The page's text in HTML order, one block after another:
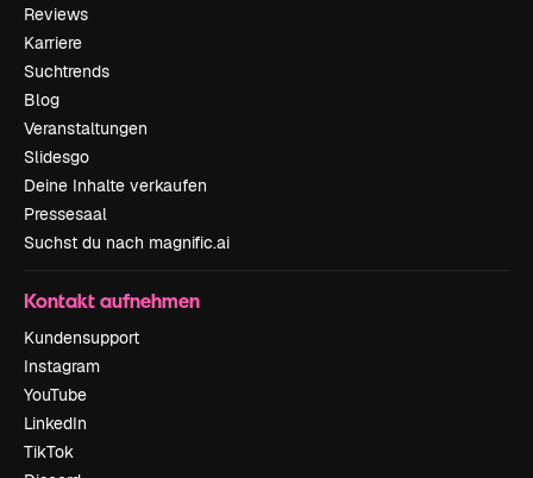
Reviews
Karriere
Suchtrends
Blog
Veranstaltungen
Slidesgo
Deine Inhalte verkaufen
Pressesaal
Suchst du nach magnific.ai
Kontakt aufnehmen
Kundensupport
Instagram
YouTube
LinkedIn
TikTok